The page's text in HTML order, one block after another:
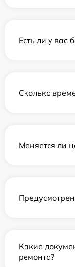
Есть ли у вас
Сколько
Меняется ли
Какие
ремонта?